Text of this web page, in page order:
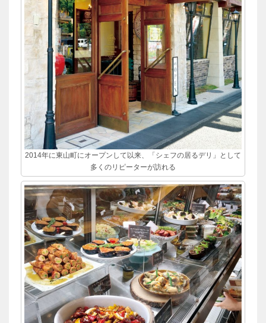
2014年に東山町にオープンして以来、「シェフの居るデリ」として
多くのリピーターが訪れる